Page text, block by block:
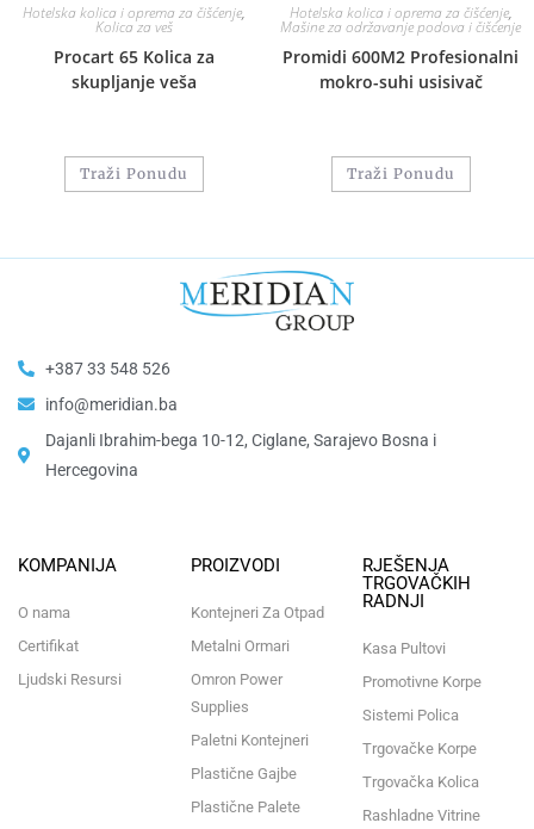
Hotelska kolica i oprema za čišćenje,
Kolica za veš
Procart 65 Kolica za
skupljanje veša
Traži Ponudu
Hotelska kolica i oprema za čišćenje,
Mašine za održavanje podova i čišćenje
Promidi 600M2 Profesionalni
mokro-suhi usisivač
Traži Ponudu
+387 33 548 526
info@meridian.ba
Dajanli Ibrahim-bega 10-12, Ciglane, Sarajevo Bosna i
Hercegovina​
KOMPANIJA
O nama
Certifikat
Ljudski Resursi
PROIZVODI
Kontejneri Za Otpad
Metalni Ormari
Omron Power
Supplies
Paletni Kontejneri
Plastične Gajbe
Plastične Palete
RJEŠENJA
TRGOVAČKIH
RADNJI
Kasa Pultovi
Promotivne Korpe
Sistemi Polica
Trgovačke Korpe
Trgovačka Kolica
Rashladne Vitrine